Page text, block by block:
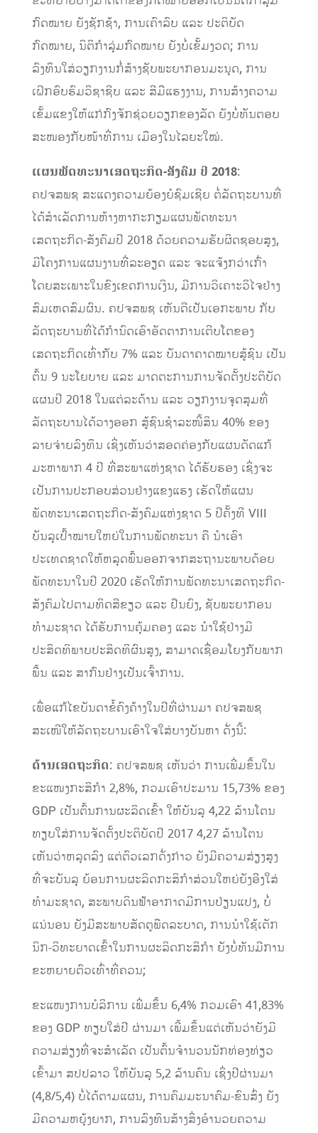
ກົດໝາຍ ຍັງຊັກຊ້າ, ການເຄົາລົບ ແລະ ປະຕິບັດ
ກົດໝາຍ, ນິຕິກຳລຸ່ມກົດໝາຍ ຍັງບໍ່ເຂັ້ມງວດ; ການ
ລົງທຶນໃສ່ວຽກງານກໍ່ສ້າງຊັບພະຍາກອນ​ມະນຸດ, ການ​
ເຝິກອົບຮົມວິຊາຊີບ ແລະ ສີມືແຮງງານ, ການສ້າງຄວາມ
ເຂັ້ມແຂງໃຫ້ແກ່ກົງຈັກຊ່ວຍວຽກຂອງລັດ ຍັງບໍ່ທັນຕອບ
ສະໜອງກັບໜ້າທີ່ການ ເມືອງໃນໄລຍະໃໝ່.
ແຜນພັດທະນາເສດຖະກິດ-ສັງຄົມ ປີ 2018:
ຄປຈສພຊ ສະແດງຄວາມຍ້ອງຍໍຊົມເຊີຍ ຕໍ່ລັດຖະບານທີ່
ໄດ້ສຳ​ເລັ​ດການຫ້າງຫາກະກຽມແຜນພັດທະນາ
ເສດຖະກິດ-ສັງຄົມປີ 2018 ດ້ວຍ​ຄວາມ​ຮັບຜິດ​ຊອບ​ສູງ,
ມີ​ໂຄງການ​​ແຜນ​ງານທີ່​​ລະອຽດ ​ແລະ ຈະ​ແຈ້ງ​ກວ່າ​ເກົ່າ ​
ໂດຍ​ສະ​ເພາະ​ໃນ​ຂົງ​ເຂດ​ການ​ເງິນ, ມີການວິເຄາະວິໄຈຢ່າງ
ສົມເຫດສົມຜົນ. ຄປຈສພຊ ​ເຫັນ​ດີ​ເປັນ​ເອກະ​ພາບ ກັບ
ລັດຖະບານທີ່ໄດ້ກຳນົດເອົາອັດຕາການເຕີບໂຕຂອງ
ເສດຖະກິດເທົ່າກັບ 7% ​ແລະ ບັນດາ​ຄາດໝາຍສູ້ຊົນ ​ເປັນ​
ຕົ້ນ 9 ນະ​​ໂຍບາຍ ແລະ ມາດຕະການການຈັດຕັ້ງປະຕິບັດ​
ແຜນ​ປີ 2018 ໃນແຕ່ລະດ້ານ ແລະ ວຽກງານຈຸດສຸມທີ່
ລັດຖະບານໄດ້ວາງອອກ ສູ້​ຊົນ​ຊຳລະ​ໜີ້​ສິນ 40% ຂອງ​
ລາຍ​ຈ່າຍ​ລົງທຶນ ​ເຊິ່ງ​ເຫັນ​ວ່າ​ສອດຄ່ອງ​ກັບ​ແຜນ​ດັດ​ແກ້​
ມະຫາ​ພາກ 4 ປີ ທີ່​ສະພາ​ແຫ່ງ​ຊາດ ​ໄດ້​ຮັບຮອງ ​ເຊິ່ງ​ຈະ​
ເປັນ​ການ​ປະກອບສ່ວນ​ຢ່າງ​​ແຂງ​ແຮງ ເຮັດ​ໃຫ້​ແຜນ
ພັດທະນາ​ເສດຖະກິດ-ສັງຄົມ​ແຫ່ງ​ຊາດ 5 ປີຄັ້ງ​ທີ VIII
ບັນລຸ​ເປົ້າ​ໝາຍ​ໃຫຍ່​ໃນ​ການ​ພັດທະນາ ຄື ນຳເອົາ
ປະເທດຊາດໃຫ້ຫລຸດພົ້ນອອກຈາກສະຖານະພາບດ້ອຍ
ພັດທະນາໃນປີ 2020 ​​ເຮັດ​ໃຫ້ການ​ພັດທະນາເສດຖະກິດ-
ສັງຄົມ​ໄປ​ຕາມທິດສີຂຽວ ແລະ ຢືນຍົງ, ຊັບພະຍາກອນ
ທຳມະຊາດ ໄດ້ຮັບການຄຸ້ມຄອງ ແລະ ນຳໃຊ້ຢ່າງມີ
ປະສິດທິພາບປະສິດທິຜົນສູງ, ສາມາດເຊື່ອມໂຍງກັບພາກ
ພື້ນ ແລະ ສາກົນຢ່າງເປັນເຈົ້າການ.
ເພື່ອແກ້ໄຂບັນດາຂໍ້ຄົງຄ້າງໃນປີທີ່ຜ່ານມາ ຄປຈສພຊ
ສະເໜີໃຫ້ລັດຖະບານ​ເອົາ​ໃຈໃສ່ບາງບັນຫາ ດັ່ງນີ້:
ດ້ານເສດຖະກິດ: ຄປຈສພຊ ​ເຫັນ​ວ່າ ​ການເພີ່ມຂຶ້ນໃນ
ຂະແໜງກະສິກໍາ 2,8%, ກວມເອົາປະມານ 15,73% ຂອງ
GDP ​ເປັນ​ຕົ້ນການ​ຜະລິດເຂົ້າ ໃຫ້ບັນລຸ 4,22 ລ້ານໂຕນ
ທຽບ​ໃສ່​ການຈັດ​ຕັ້ງ​ປະຕິບັດປີ 2017 4,27 ລ້ານ​ໂຕນ ​
ເຫັນ​ວ່າ​ຫລຸດ​ລົງ ​ແຕ່​​​ຕົວ​ເລກດັ່ງກ່າວ ຍັງມີຄວາມສ່ຽງສູງ
ທີ່​ຈະ​ບັນລຸ ຍ້ອນການຜະລິດກະສິກໍາສ່ວນໃຫຍ່ຍັງອີງໃສ່
ທໍາມະຊາດ, ສະພາບດິນຟ້າອາກາດມີ​ການ​ປ່ຽນ​ແປງ, ບໍ່​
ແນ່ນອນ ຍັງ​ມີສະພາບ​ສັດຕູ​ພືດ​ລະບາດ, ການນໍາໃຊ້​ເຕັກ
ນິກ-ວິທະຍາດເຂົ້າ​ໃນ​ການ​ຜະລິດ​ກະສິກຳ ຍັງ​ບໍ່​ທັນ​ມີ​ການ​
ຂະຫຍາຍຕົວເທົ່າ​ທີ່​ຄວນ;
ຂະ​ແໜງ​ການ​ບໍລິການ ​ເພີ່ມ​ຂຶ້ນ 6,4% ​ກວມ​ເອົາ 41,83%
ຂອງ GDP ທຽບ​ໃສ່​ປີ ຜ່ານມາ ເພີ້​ມຂຶ້ນ​ແຕ່​ເຫັນ​ວ່າ​ຍັງມີ​
ຄວາມ​ສ່ຽງທີ່​ຈະ​ສຳ​ເລັດ ​ເປັນ​ຕົ້ນ​ຈຳນວນ​ນັກ​ທ່ອງ​ທ່ຽວ​
ເຂົ້າ​ມາ​ ສປປລາວ ​​ໃຫ້​ບັນ​ລຸ 5,2 ລ້ານ​ຄົນ ​ເຊິ່ງປີຜ່ານມາ
(4,8/5,4) ບໍ່​ໄດ້​ຕາມ​ແຜນ, ການ​ຄົມມະນາຄົມ-​ຂົນ​ສົ່ງ ຍັງ​
ມີ​ຄວາມ​ຫຍຸ້ງຍາກ, ການ​ລົງທຶນ​​ສ້າງສິ່ງອຳນວຍ​ຄວາມ​